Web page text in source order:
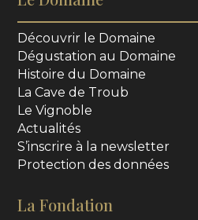
Découvrir le Domaine
Dégustation au Domaine
Histoire du Domaine
La Cave de Troub
Le Vignoble
Actualités
S’inscrire à la newsletter
Protection des données
La Fondation